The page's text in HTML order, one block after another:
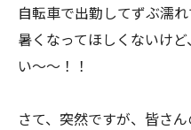
自転車で出勤してずぶ濡
暑くなってほしくないけ
い〜〜！！
さて、突然ですが、皆さ